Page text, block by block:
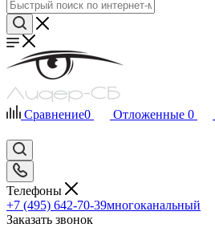
Сравнение0 Отложенные 0
Телефоны
+7 (495) 642-70-39многоканальный
Заказать звонок